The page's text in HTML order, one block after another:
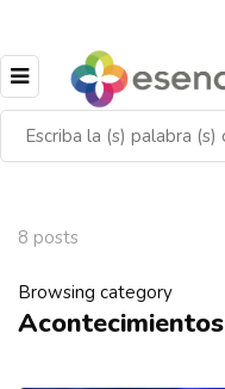
8 posts
Browsing category
Acontecimientos